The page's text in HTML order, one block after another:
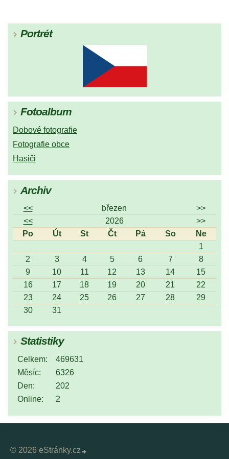
Portrét
Fotoalbum
Dobové fotografie
Fotografie obce
Hasiči
Archiv
<< březen
>>
<<
2026
>>
Po
Út St Čt Pá So
Ne
1
2
3 4 5 6 7
8
9
10 11 12 13 14
15
16
17 18 19 20 21
22
23
24 25 26 27 28
29
30
31
Statistiky
Online: 2
Celkem:
469631
Měsíc:
6326
Den:
202
© 2026 eStránky.cz